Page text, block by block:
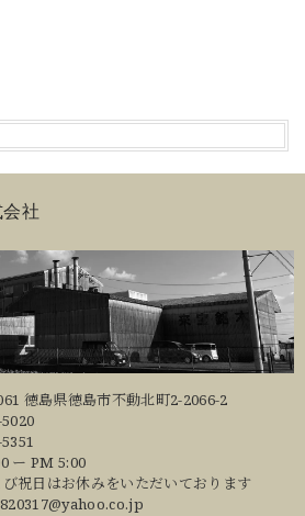
社
徳島県徳島市不動北町2-2066-2
ー PM 5:00
祝日はお休みをいただいております